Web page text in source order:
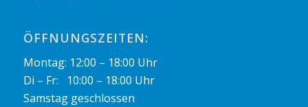
ÖFFNUNGSZEITEN:
Montag: 12:00 – 18:00 Uhr
Di – Fr: 10:00 – 18:00 Uhr
Samstag geschlossen